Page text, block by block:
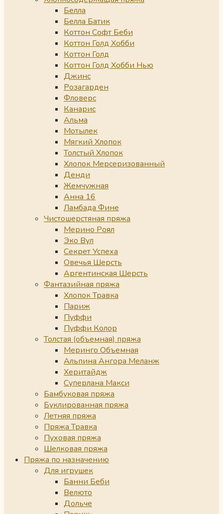
Белла
Белла Батик
Коттон Софт Беби
Коттон Голд Хобби
Коттон Голд
Коттон Голд Хобби Нью
Джинс
Розагарден
Фловерс
Канарис
Альма
Мотылек
Мягкий Хлопок
Толстый Хлопок
Хлопок Мерсеризованный
Денди
Жемчужная
Анна 16
Ламбада Фине
Чистошерстяная пряжа
Мерино Роял
Эко Вул
Секрет Успеха
Овечья Шерсть
Аргентинская Шерсть
Фантазийная пряжа
Хлопок Травка
Париж
Пуффи
Пуффи Колор
Толстая (объемная) пряжа
Меринго Объемная
Альпина Ангора Меланж
Херитайдж
Суперлана Макси
Бамбуковая пряжа
Буклированная пряжа
Летняя пряжа
Пряжа Травка
Пуховая пряжа
Шелковая пряжа
Пряжа по назначению
Для игрушек
Банни Беби
Велюто
Дольче